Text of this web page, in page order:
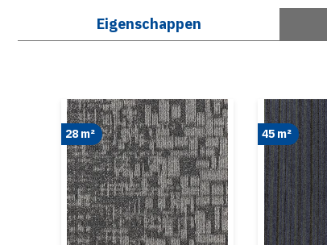
Eigenschappen
28 m² 45 m²